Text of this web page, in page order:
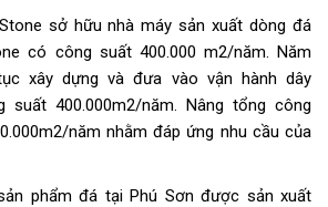
sở hữu nhà máy sản xuất dòng đá
có công suất 400.000 m2/năm. Năm
xây dựng và đưa vào vận hành dây
suất 400.000m2/năm. Nâng tổng công
năm nhằm đáp ứng nhu cầu của
phẩm đá tại Phú Sơn được sản xuất